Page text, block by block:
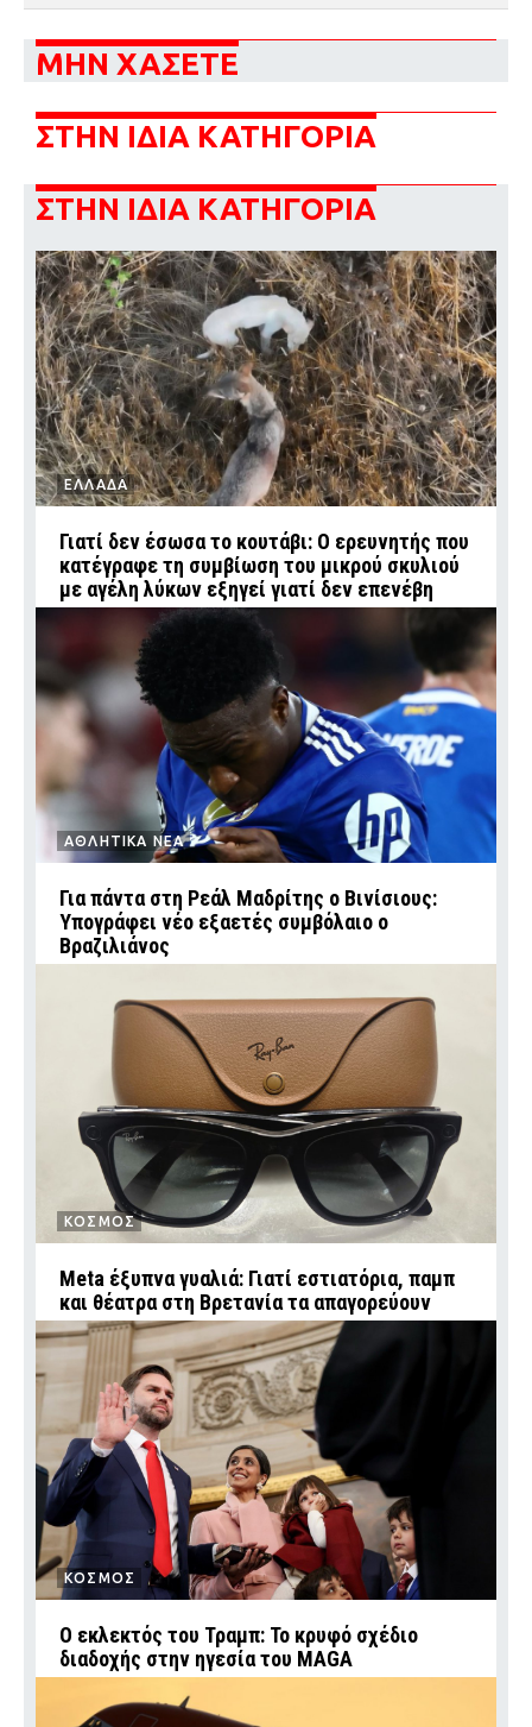
ΜΗΝ ΧΑΣΕΤΕ
ΣΤΗΝ ΙΔΙΑ ΚΑΤΗΓΟΡΙΑ
ΣΤΗΝ ΙΔΙΑ ΚΑΤΗΓΟΡΙΑ
ΕΛΛΑΔΑ
Γιατί δεν έσωσα το κουτάβι: Ο ερευνητής που
κατέγραφε τη συμβίωση του μικρού σκυλιού
με αγέλη λύκων εξηγεί γιατί δεν επενέβη
ΑΘΛΗΤΙΚΑ ΝΕΑ
Για πάντα στη Ρεάλ Μαδρίτης ο Βινίσιους:
Υπογράφει νέο εξαετές συμβόλαιο ο
Βραζιλιάνος
ΚΟΣΜΟΣ
Meta έξυπνα γυαλιά: Γιατί εστιατόρια, παμπ
και θέατρα στη Βρετανία τα απαγορεύουν
ΚΟΣΜΟΣ
Ο εκλεκτός του Τραμπ: Το κρυφό σχέδιο
διαδοχής στην ηγεσία του MAGA